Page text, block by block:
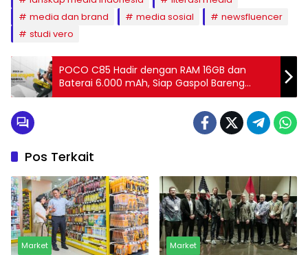
media dan brand
media sosial
newsfluencer
studi vero
POCO C85 Hadir dengan RAM 16GB dan
Baterai 6.000 mAh, Siap Gaspol Bareng
Gamer FFWS
Pos Terkait
Market Market